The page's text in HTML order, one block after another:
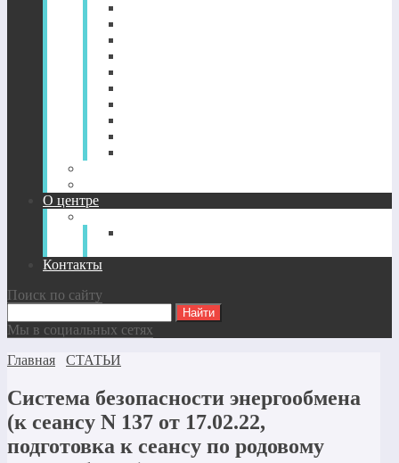
О центре
Контакты
Поиск по сайту
Мы в социальных сетях
Главная
СТАТЬИ
Система безопасности энергообмена
(к сеансу N 137 от 17.02.22,
подготовка к сеансу по родовому